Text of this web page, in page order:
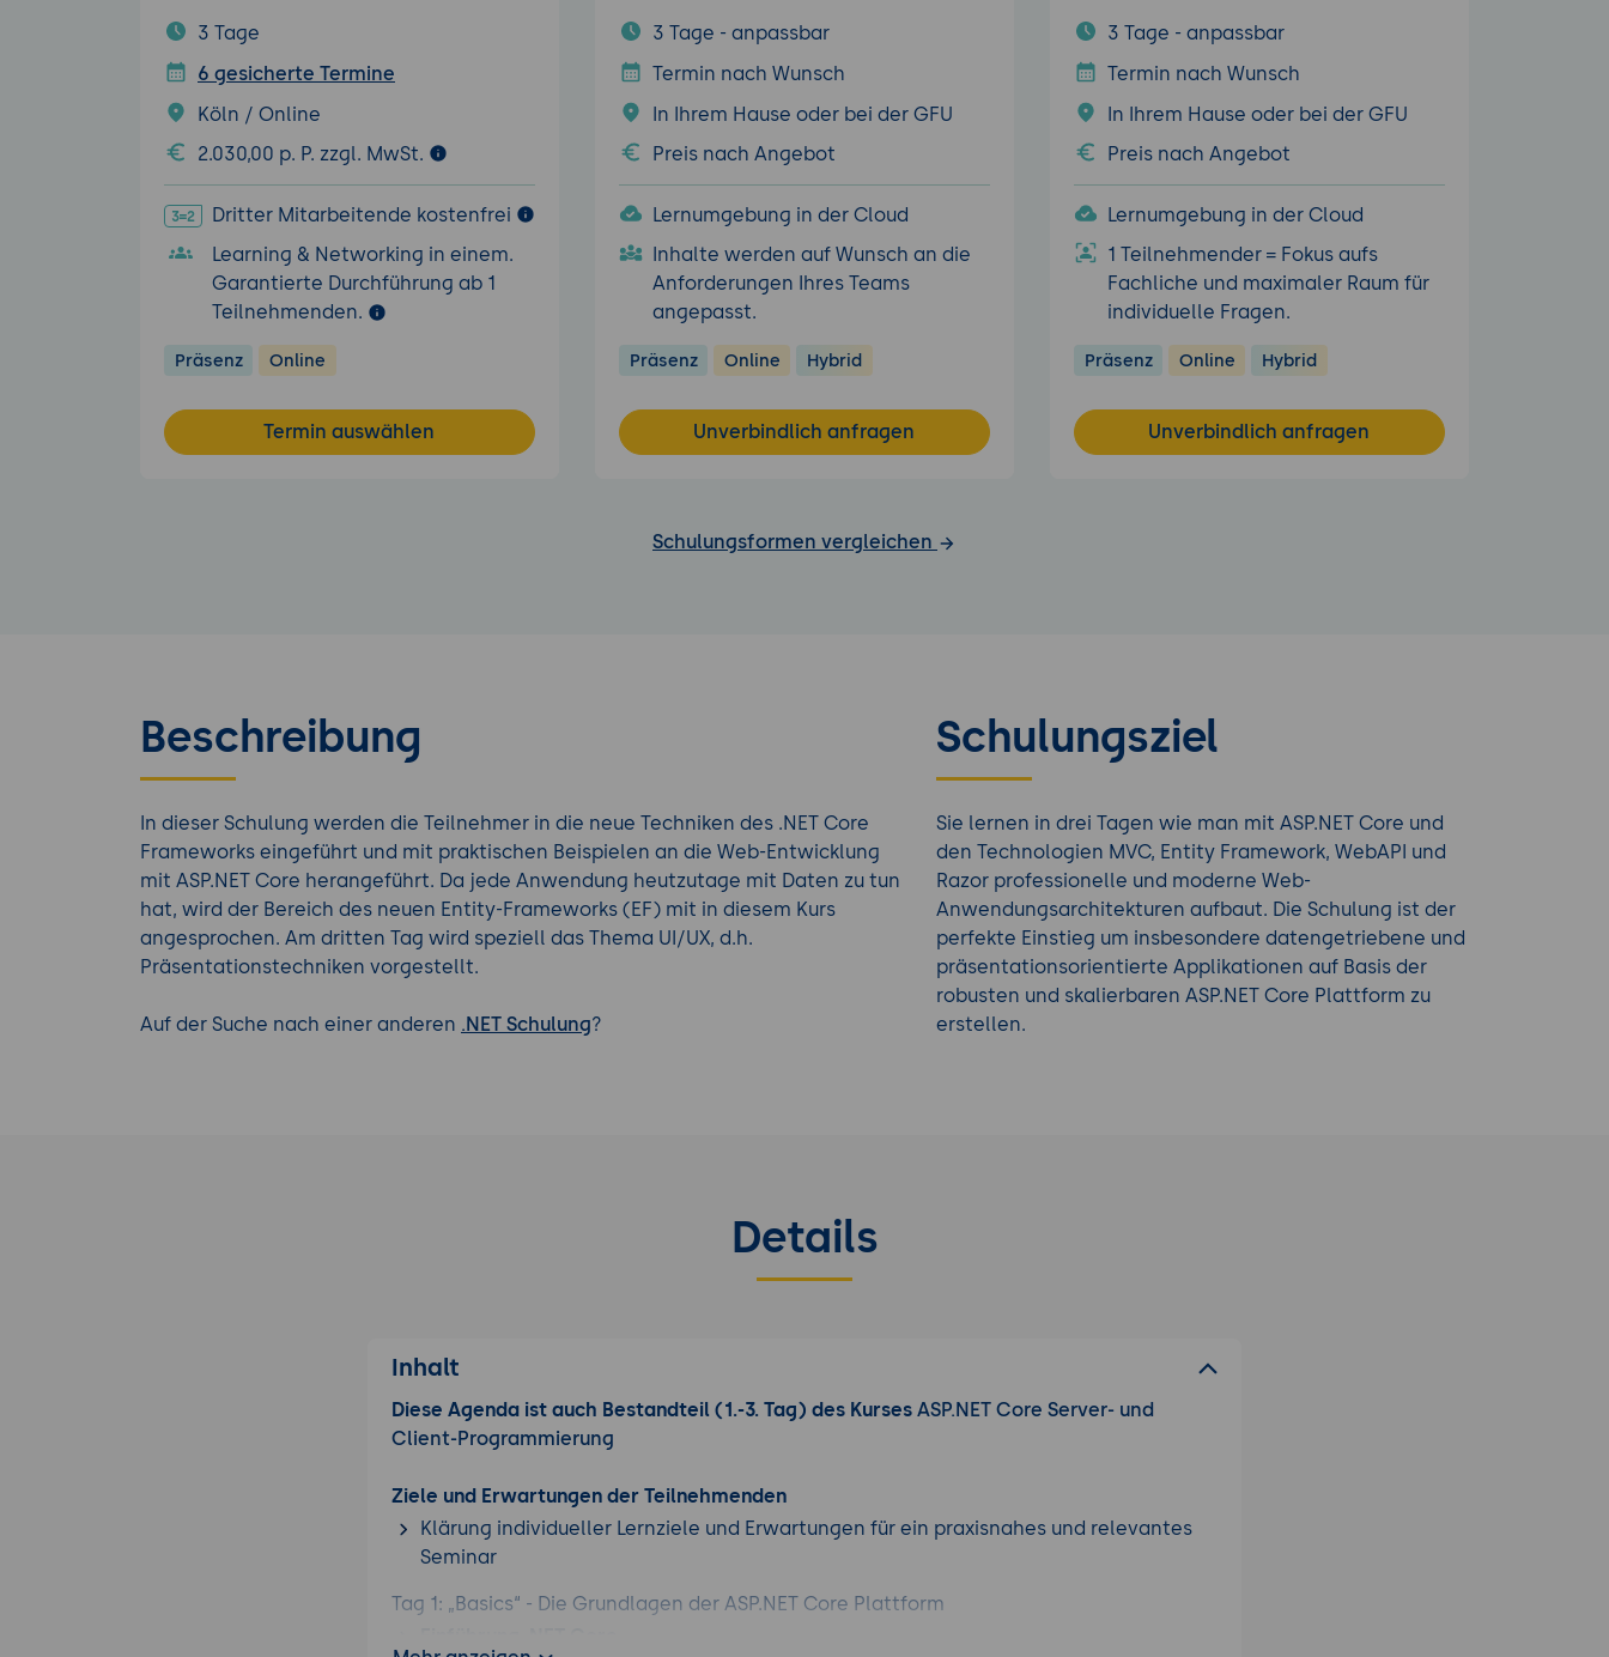
3 Tage
6 gesicherte Termine
Köln / Online
2.030,00 p. P. zzgl. MwSt.
Dritter Mitarbeitende kostenfrei
Learning & Networking in einem.
Garantierte Durchführung ab 1
Teilnehmenden.
Präsenz Online
Termin auswählen
3 Tage - anpassbar
Termin nach Wunsch
In Ihrem Hause oder bei der GFU
Preis nach Angebot
Lernumgebung in der Cloud
Inhalte werden auf Wunsch an die
Anforderungen Ihres Teams
angepasst.
Präsenz Online Hybrid
Unverbindlich anfragen
3 Tage - anpassbar
Termin nach Wunsch
In Ihrem Hause oder bei der GFU
Preis nach Angebot
Lernumgebung in der Cloud
1 Teilnehmender = Fokus aufs
Fachliche und maximaler Raum für
individuelle Fragen.
Präsenz Online Hybrid
Unverbindlich anfragen
Schulungsformen vergleichen
Beschreibung
In dieser Schulung werden die Teilnehmer in die neue Techniken des .NET Core
Frameworks eingeführt und mit praktischen Beispielen an die Web-Entwicklung
mit ASP.NET Core herangeführt. Da jede Anwendung heutzutage mit Daten zu tun
hat, wird der Bereich des neuen Entity-Frameworks (EF) mit in diesem Kurs
angesprochen. Am dritten Tag wird speziell das Thema UI/UX, d.h.
Präsentationstechniken vorgestellt.
Auf der Suche nach einer anderen .NET Schulung?
Schulungsziel
Sie lernen in drei Tagen wie man mit ASP.NET Core und
den Technologien MVC, Entity Framework, WebAPI und
Razor professionelle und moderne Web-
Anwendungsarchitekturen aufbaut. Die Schulung ist der
perfekte Einstieg um insbesondere datengetriebene und
präsentationsorientierte Applikationen auf Basis der
robusten und skalierbaren ASP.NET Core Plattform zu
erstellen.
Details
Inhalt
Diese Agenda ist auch Bestandteil (1.-3. Tag) des Kurses ASP.NET Core Server- und
Client-Programmierung
Ziele und Erwartungen der Teilnehmenden
Klärung individueller Lernziele und Erwartungen für ein praxisnahes und relevantes
Seminar
Tag 1: „Basics“ - Die Grundlagen der ASP.NET Core Plattform